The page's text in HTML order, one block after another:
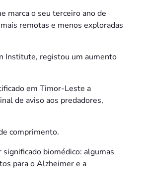
marca o seu terceiro ano de
remotas e menos exploradas
Institute, registou um aumento
em Timor-Leste a
de aviso aos predadores,
comprimento.
biomédico: algumas
para o Alzheimer e a